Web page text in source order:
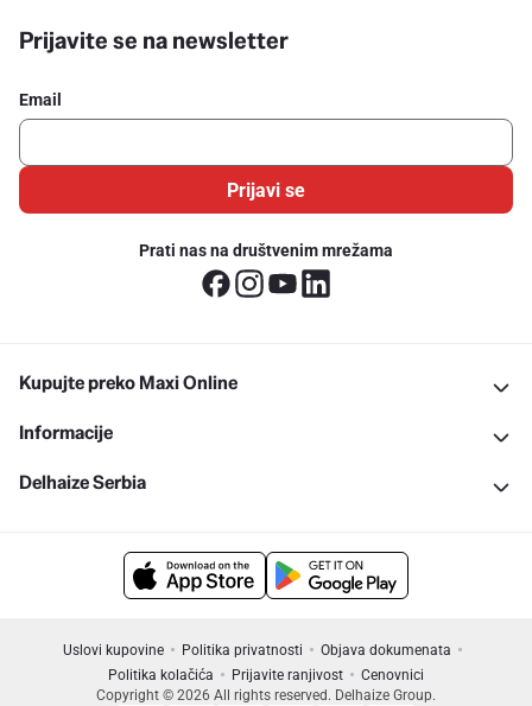
Prijavite se na newsletter
Email
Prijavi se
Prati nas na društvenim mrežama
Kupujte preko Maxi Online
Informacije
Delhaize Serbia
Uslovi kupovine Politika privatnosti
Objava dokumenata
Politika kolačića
Prijavite ranjivost
Cenovnici
Copyright © 2026 All rights reserved. Delhaize Group.